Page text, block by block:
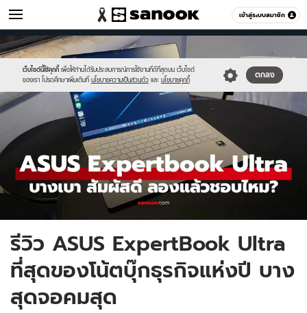
เข้าสู่ระบบสมาชิก
ไอที หมวดอื่นๆ
เว็บไซต์นี้ใช้คุกกี้ เพื่อให้ท่านได้รับประสบการณ์การใช้งานที่ดีที่สุดบน เว็บไซต์
ของเรา โปรดศึกษาเพิ่มเติมที่ นโยบายความเป็นส่วนตัว และ นโยบายคุกกี้
ตกลง
Sanook
//s.isanook.com/sr/0/images/logo-
new-
sanook.png
600
60
//s.isanook.com/hi/0/ud/324/1624898/image13.jpg
รีวิว ASUS ExpertBook Ultra
ที่สุดของโน้ตบุ๊กธุรกิจแห่งปี บาง
สุดจอคมสุด